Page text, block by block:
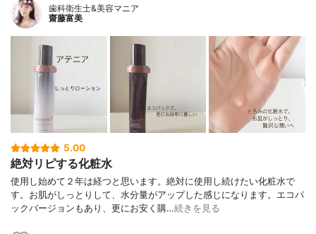
歯科衛生士&美容マニア
齋藤富美
5.00
絶対リピする化粧水
使用し始めて２年は経つと思います。絶対に使用し続けたい化粧水で
す。お肌がしっとりして、水分量がアップした感じになります。エコパ
ックバージョンもあり、更にお安く購…続きを見る